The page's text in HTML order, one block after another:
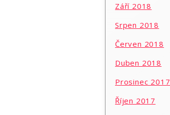
Září 2018
Srpen 2018
Červen 2018
Duben 2018
Prosinec 2017
Říjen 2017